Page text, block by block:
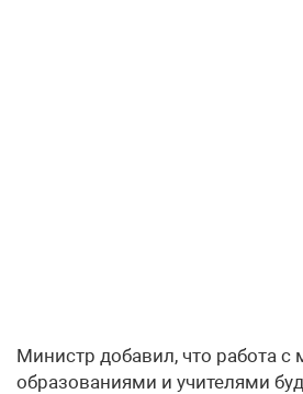
Министр добавил, что работа
образованиями и учителями